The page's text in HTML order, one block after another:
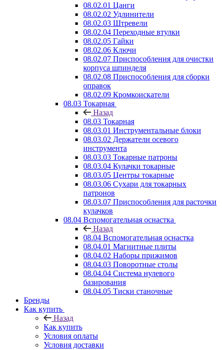
08.02.01 Цанги
08.02.02 Удлинители
08.02.03 Штревели
08.02.04 Переходные втулки
08.02.05 Гайки
08.02.06 Ключи
08.02.07 Приспособления для очистки
корпуса шпинделя
08.02.08 Приспособления для сборки
оправок
08.02.09 Кромкоискатели
08.03 Токарная
Назад
08.03 Токарная
08.03.01 Инструментальные блоки
08.03.02 Держатели осевого
инструмента
08.03.03 Токарные патроны
08.03.04 Кулачки токарные
08.03.05 Центры токарные
08.03.06 Сухари для токарных
патронов
08.03.07 Приспособления для расточки
кулачков
08.04 Вспомогательная оснастка
Назад
08.04 Вспомогательная оснастка
08.04.01 Магнитные плиты
08.04.02 Наборы прижимов
08.04.03 Поворотные столы
08.04.04 Система нулевого
базирования
08.04.05 Тиски станочные
Бренды
Как купить
Назад
Как купить
Условия оплаты
Условия доставки